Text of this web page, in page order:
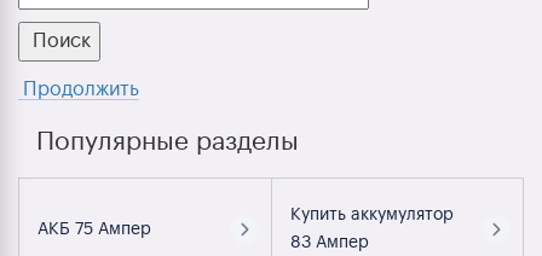
Поиск
Продолжить
Популярные разделы
АКБ 75 Ампер
Купить аккумулятор
83 Ампер